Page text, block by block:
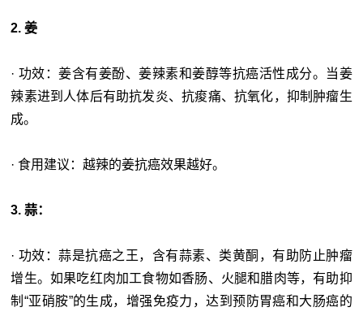
2. 姜
· 功效：姜含有姜酚、姜辣素和姜醇等抗癌活性成分。当姜
辣素进到人体后有助抗发炎、抗痠痛、抗氧化，抑制肿瘤生
成。
· 食用建议：越辣的姜抗癌效果越好。
3. 蒜：
· 功效：蒜是抗癌之王，含有蒜素、类黄酮，有助防止肿瘤
增生。如果吃红肉加工食物如香肠、火腿和腊肉等，有助抑
制“亚硝胺”的生成，增强免疫力，达到预防胃癌和大肠癌的